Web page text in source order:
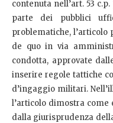
contenuta nell’art. 53
parte dei pubblici
problematiche,
de quo in via
condotta, approvate
inserire regole tattiche
d’ingaggio militari.
l’articolo dimostra
dalla giurisprudenza